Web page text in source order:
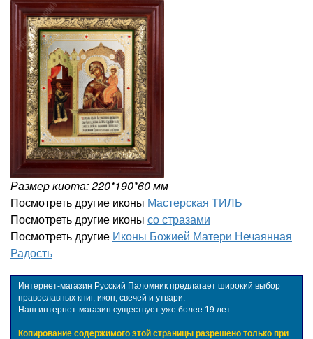
Размер киота: 220*190*60 мм
Посмотреть другие иконы Мастерская ТИЛЬ
Посмотреть другие иконы со стразами
Посмотреть другие Иконы Божией Матери Нечаянная
Радость
Интернет-магазин Русский Паломник предлагает широкий выбор
православных книг, икон, свечей и утвари.
Наш интернет-магазин существует уже более 19 лет.
Копирование содержимого этой страницы разрешено только при